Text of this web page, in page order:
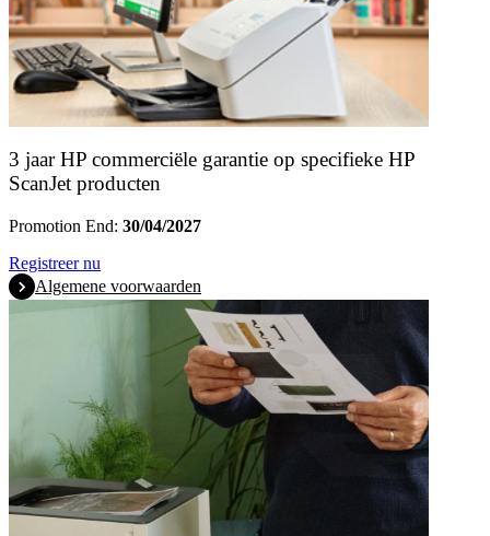
3 jaar HP commerciële garantie op specifieke HP
ScanJet producten
Promotion End: 30/04/2027
Registreer nu
Algemene voorwaarden